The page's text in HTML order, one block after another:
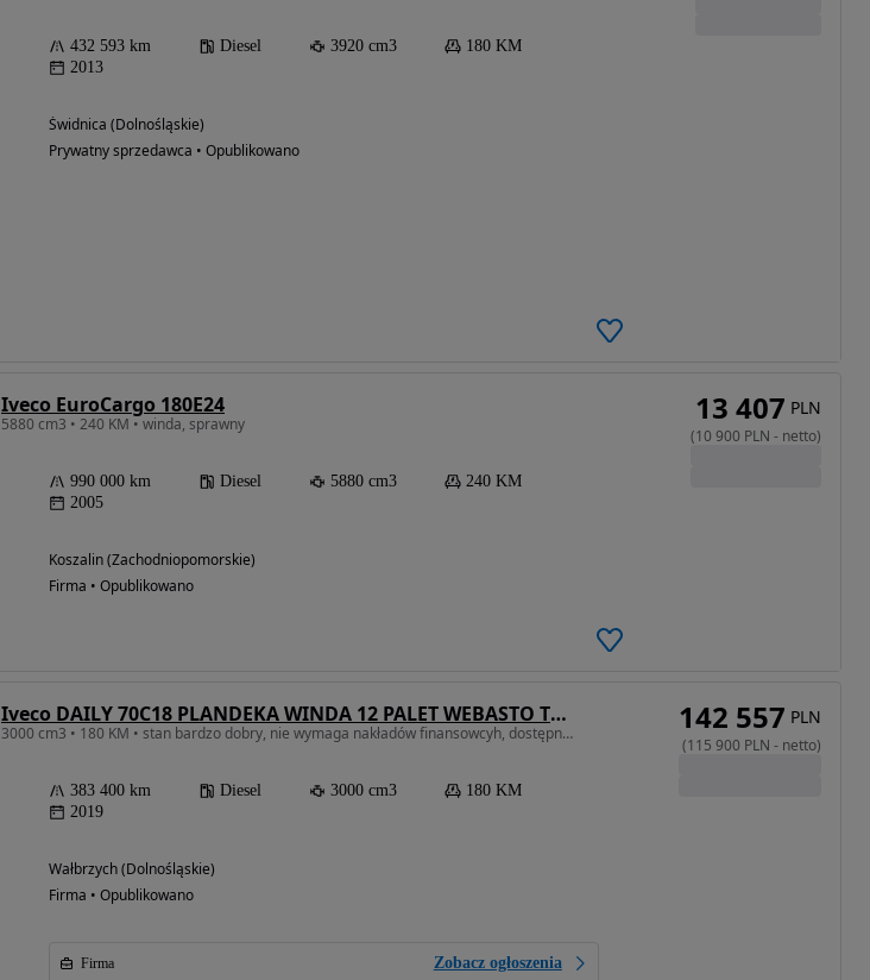
432 593 km Diesel 3920 cm3
180 KM
2013
Świdnica (Dolnośląskie)
Prywatny sprzedawca • Opublikowano
Iveco EuroCargo 180E24
5880 cm3 • 240 KM • winda, sprawny
990 000 km Diesel 5880 cm3
240 KM
2005
Koszalin (Zachodniopomorskie)
Firma • Opublikowano
13 407 PLN
(10 900 PLN - netto)
Iveco DAILY 70C18 PLANDEKA WINDA 12 PALET WEBASTO TEMPOMAT BLIŹNIACZE KOŁA KLIMATYZACJA 180KM
3000 cm3 • 180 KM • stan bardzo dobry, nie wymaga nakładów finansowcyh, dostępny od ręki
383 400 km Diesel 3000 cm3
180 KM
2019
Wałbrzych (Dolnośląskie)
Firma • Opublikowano
Firma Zobacz ogłoszenia
142 557 PLN
(115 900 PLN - netto)